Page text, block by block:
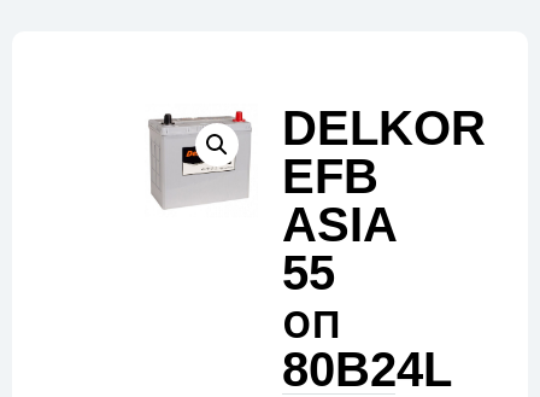
DELKOR
EFB
ASIA
55
оп
80B24L